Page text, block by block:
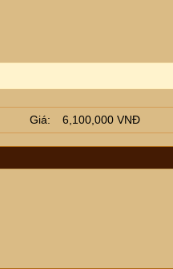
Giá 6,100,000 VNĐ